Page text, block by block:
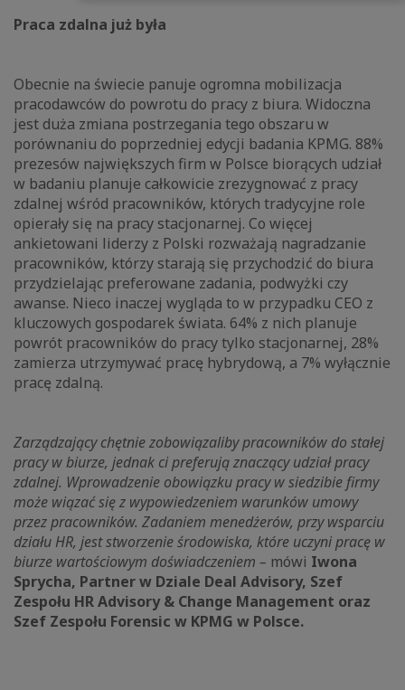
Praca zdalna już była
Obecnie na świecie panuje ogromna mobilizacja
pracodawców do powrotu do pracy z biura. Widoczna
jest duża zmiana postrzegania tego obszaru w
porównaniu do poprzedniej edycji badania KPMG. 88%
prezesów największych firm w Polsce biorących udział
w badaniu planuje całkowicie zrezygnować z pracy
zdalnej wśród pracowników, których tradycyjne role
opierały się na pracy stacjonarnej. Co więcej
ankietowani liderzy z Polski rozważają nagradzanie
pracowników, którzy starają się przychodzić do biura
przydzielając preferowane zadania, podwyżki czy
awanse. Nieco inaczej wygląda to w przypadku CEO z
kluczowych gospodarek świata. 64% z nich planuje
powrót pracowników do pracy tylko stacjonarnej, 28%
zamierza utrzymywać pracę hybrydową, a 7% wyłącznie
pracę zdalną.
Zarządzający chętnie zobowiązaliby pracowników do stałej
pracy w biurze, jednak ci preferują znaczący udział pracy
zdalnej. Wprowadzenie obowiązku pracy w siedzibie firmy
może wiązać się z wypowiedzeniem warunków umowy
przez pracowników. Zadaniem menedżerów, przy wsparciu
działu HR, jest stworzenie środowiska, które uczyni pracę w
biurze wartościowym doświadczeniem – mówi Iwona
Sprycha, Partner w Dziale Deal Advisory, Szef
Zespołu HR Advisory & Change Management oraz
Szef Zespołu Forensic w KPMG w Polsce.